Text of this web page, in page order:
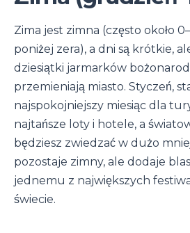
Zima jest zimna (często około
poniżej zera), a dni są krótkie,
dziesiątki jarmarków
przemieniają miasto. Styczeń,
najspokojniejszy miesiąc dla
najtańsze loty i hotele, a
będziesz zwiedzać w dużo
pozostaje zimny, ale dodaje
jednemu z największych
świecie.